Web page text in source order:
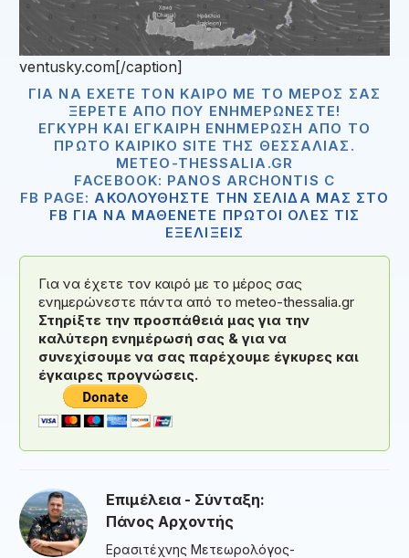
ventusky.com[/caption]
ΓΙΑ ΝΑ ΈΧΕΤΕ ΤΟΝ ΚΑΙΡΌ ΜΕ ΤΟ ΜΈΡΟΣ ΣΑΣ
ΞΈΡΕΤΕ ΑΠΟ ΠΟΥ ΕΝΗΜΕΡΏΝΕΣΤΕ!
ΈΓΚΥΡΗ ΚΑΙ ΈΓΚΑΙΡΗ ΕΝΗΜΈΡΩΣΗ ΑΠΟ ΤΟ
ΠΡΏΤΟ ΚΑΙΡΙΚΌ SITE ΤΗΣ ΘΕΣΣΑΛΊΑΣ.
METEO-THESSALIA.GR
FACEBOOK: PANOS ARCHONTIS C
FB PAGE: ΑΚΟΛΟΥΘΗΣΤΕ ΤΗΝ ΣΕΛΙΔΑ ΜΑΣ ΣΤΟ
FB ΓΙΑ ΝΑ ΜΑΘΕΝΕΤΕ ΠΡΩΤΟΙ ΟΛΕΣ ΤΙΣ
ΕΞΕΛΙΞΕΙΣ
Για να έχετε τον καιρό με το μέρος σας
ενημερώνεστε πάντα από το meteo-thessalia.gr
Στηρίξτε την προσπάθειά μας για την
καλύτερη ενημέρωσή σας & για να
συνεχίσουμε να σας παρέχουμε έγκυρες και
έγκαιρες προγνώσεις.
Επιμέλεια - Σύνταξη:
Πάνος Αρχοντής
Ερασιτέχνης Μετεωρολόγος-